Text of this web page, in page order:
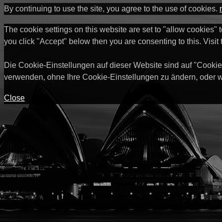
By continuing to use the site, you agree to the use of cookies.
The cookie settings on this website are set to "allow
you click "Accept" below then you are consenting to this. Visit
Die Cookie-Einstellungen auf dieser Website sind auf
verwenden, ohne Ihre Cookie-Einstellungen zu ändern,
Close